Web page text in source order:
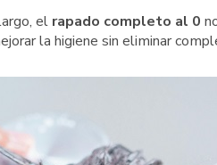
el rapado completo al 0
la higiene sin eliminar